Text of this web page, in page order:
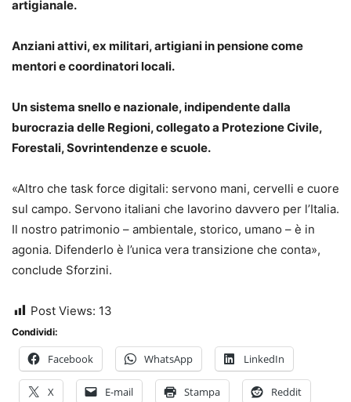
artigianale.
Anziani attivi, ex militari, artigiani in pensione come
mentori e coordinatori locali.
Un sistema snello e nazionale, indipendente dalla
burocrazia delle Regioni, collegato a Protezione Civile,
Forestali, Sovrintendenze e scuole.
«Altro che task force digitali: servono mani, cervelli e cuore
sul campo. Servono italiani che lavorino davvero per l’Italia.
Il nostro patrimonio – ambientale, storico, umano – è in
agonia. Difenderlo è l’unica vera transizione che conta»,
conclude Sforzini.
Post Views: 13
Condividi:
Facebook WhatsApp LinkedIn
X E-mail Stampa Reddit